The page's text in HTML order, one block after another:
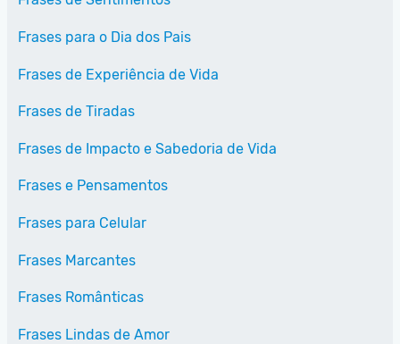
Frases para o Dia dos Pais
Frases de Experiência de Vida
Frases de Tiradas
Frases de Impacto e Sabedoria de Vida
Frases e Pensamentos
Frases para Celular
Frases Marcantes
Frases Românticas
Frases Lindas de Amor